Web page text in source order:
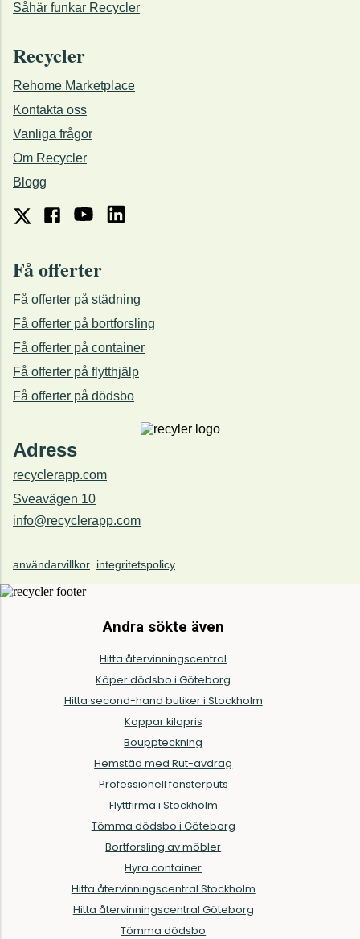
Såhär funkar Recycler
Recycler
Rehome Marketplace
Kontakta oss
Vanliga frågor
Om Recycler
Blogg
Få offerter
Få offerter på städning
Få offerter på bortforsling
Få offerter på container
Få offerter på flytthjälp
Få offerter på dödsbo
Adress
recyclerapp.com
Sveavägen 10
info@recyclerapp.com
användarvillkor integritetspolicy
Andra sökte även
Hitta återvinningscentral
Köper dödsbo i Göteborg
Hitta second-hand butiker i Stockholm
Koppar kilopris
Bouppteckning
Hemstäd med Rut-avdrag
Professionell fönsterputs
Flyttfirma i Stockholm
Tömma dödsbo i Göteborg
Bortforsling av möbler
Hyra container
Hitta återvinningscentral Stockholm
Hitta återvinningscentral Göteborg
Tömma dödsbo